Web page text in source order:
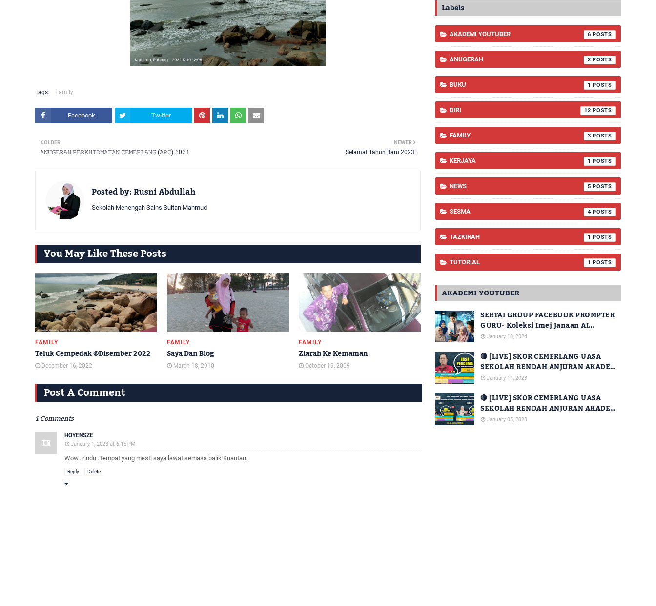
Tags: Family
Facebook Twitter
NEWER
Selamat Tahun Baru 2023!
OLDER
𝙰𝙽𝚄𝙶𝙴𝚁𝙰𝙷 𝙿𝙴𝚁𝙺𝙷𝙸𝙳𝙼𝙰𝚃𝙰𝙽 𝙲𝙴𝙼𝙴𝚁𝙻𝙰𝙽𝙶 (𝙰𝙿𝙲) 𝟸0𝟸𝟷
Posted by:Rusni Abdullah
Sekolah Menengah Sains Sultan Mahmud
You May Like These Posts
FAMILY
Teluk Cempedak @Disember 2022
December 16, 2022
FAMILY
Saya Dan Blog
March 18, 2010
FAMILY
Ziarah Ke Kemaman
October 19, 2009
Post A Comment
1 Comments
HOYENSZE
January 1, 2023 at 6:15 PM
Wow...rindu ..tempat yang mesti saya lawat semasa balik Kuantan.
Reply Delete
Labels
AKADEMI YOUTUBER 6
ANUGERAH 2
BUKU 1
DIRI 12
FAMILY 3
KERJAYA 1
NEWS 5
SESMA 4
TAZKIRAH 1
TUTORIAL 1
AKADEMI YOUTUBER
SERTAI GROUP FACEBOOK PROMPTER
GURU- Koleksi Imej Janaan AI
Percuma Untuk Kegunaan Guru
January 10, 2024
🔴 [LIVE] SKOR CEMERLANG UASA
SEKOLAH RENDAH ANJURAN AKADEMI
YOUTUBER DENGAN KERJASAMA JPN
January 11, 2023
🔴 [LIVE] SKOR CEMERLANG UASA
SEKOLAH RENDAH ANJURAN AKADEMI
YOUTUBER DENGAN KERJASAMA JPN
January 05, 2023